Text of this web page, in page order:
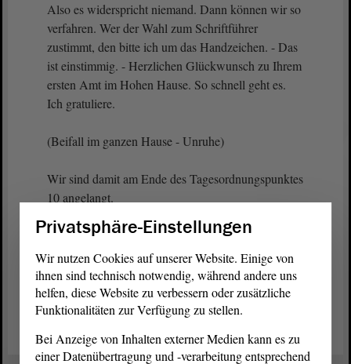
Also es widerspricht niemand. Dann können wir so
verfahren. Wer der Wahl zum Schriftführer
zustimmt, den bitte ich um das Handzeichen. - Das
ist einstimmig. - Herzlichen Glückwunsch zu Ihrem
ersten Amt im Hohen Hause. So schnell geht es.
Ich gratuliere.
(Beifall im ganzen Hause - Unruhe)
Wir sind damit am Ende des Tagesordnungspunktes
10 angelangt.
Zurück zur Landtagssitzung
Privatsphäre-Einstellungen
Wir nutzen Cookies auf unserer Website. Einige von
ihnen sind technisch notwendig, während andere uns
helfen, diese Website zu verbessern oder zusätzliche
Funktionalitäten zur Verfügung zu stellen.
Bei Anzeige von Inhalten externer Medien kann es zu
einer Datenübertragung und -verarbeitung entsprechend